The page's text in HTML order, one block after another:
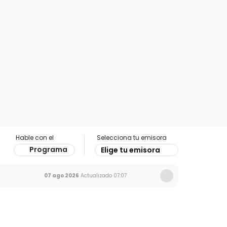
Hable con el
Programa
Selecciona tu emisora
Elige tu emisora
07 ago 2026 Actualizado 07:07